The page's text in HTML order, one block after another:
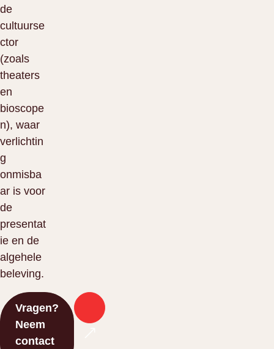
de
cultuurse
ctor
(zoals
theaters
en
bioscope
n), waar
verlichtin
g
onmisba
ar is voor
de
presentat
ie en de
algehele
beleving.
Vragen?
Neem
contact